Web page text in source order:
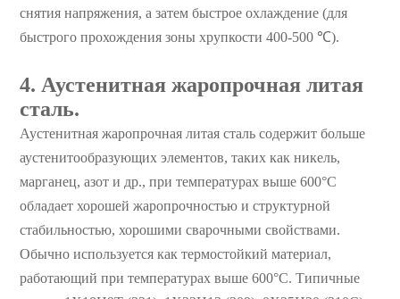
снятия напряжения, а затем быстрое охлаждение (для
быстрого прохождения зоны хрупкости 400-500 ℃).
4. Аустенитная жаропрочная литая
сталь.
Аустенитная жаропрочная литая сталь содержит больше
аустенитообразующих элементов, таких как никель,
марганец, азот и др., при температурах выше 600°С
обладает хорошей жаропрочностью и структурной
стабильностью, хорошими сварочными свойствами.
Обычно используется как термостойкий материал,
работающий при температурах выше 600°C. Типичные